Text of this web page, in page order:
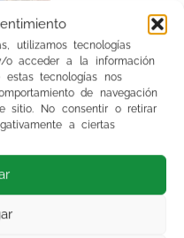
utilizamos tecnologías
o acceder a la información
estas tecnologías nos
de navegación
sitio. No consentir o retirar
a ciertas